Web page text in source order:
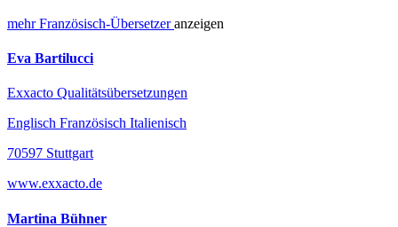
mehrFranzösisch-Übersetzeranzeigen
Eva Bartilucci
Exxacto Qualitätsübersetzungen
Englisch Französisch Italienisch
70597 Stuttgart
www.exxacto.de
Martina Bühner